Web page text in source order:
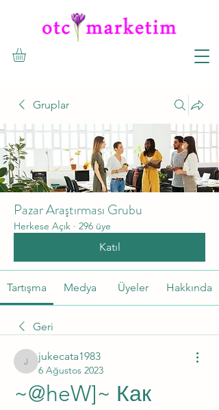
Gruplar
Pazar Araştırması Grubu
Herkese Açık · 296 üye
Katıl
Tartışma Medya Üyeler Hakkında
Geri
jukecata1983
jukecata1983
6 Ağustos 2023
~@heW]~ Как